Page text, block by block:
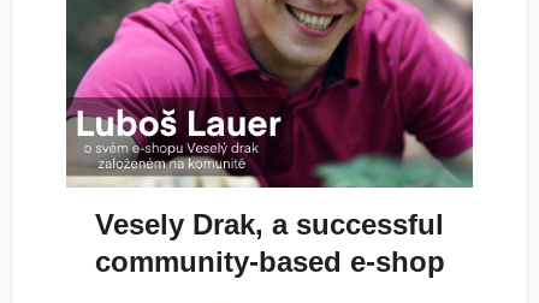
Vesely Drak, a successful
community-based e-shop